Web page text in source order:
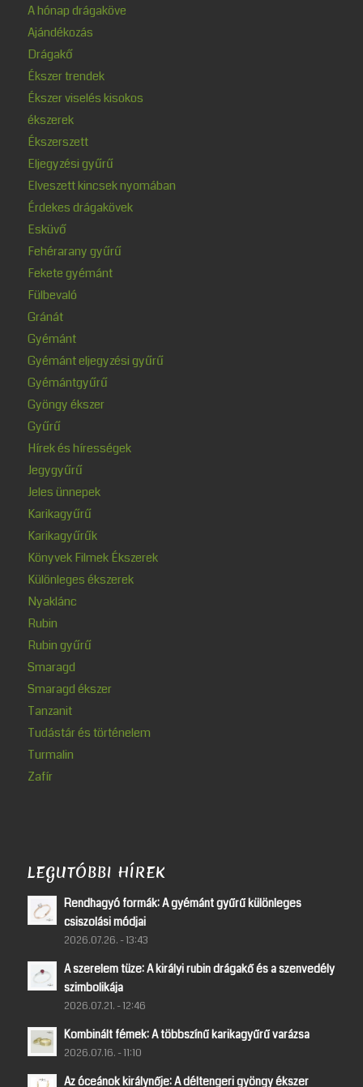
A hónap drágaköve
Ajándékozás
Drágakő
Ékszer trendek
Ékszer viselés kisokos
ékszerek
Ékszerszett
Eljegyzési gyűrű
Elveszett kincsek nyomában
Érdekes drágakövek
Esküvő
Fehérarany gyűrű
Fekete gyémánt
Fülbevaló
Gránát
Gyémánt
Gyémánt eljegyzési gyűrű
Gyémántgyűrű
Gyöngy ékszer
Gyűrű
Hírek és hírességek
Jegygyűrű
Jeles ünnepek
Karikagyűrű
Karikagyűrűk
Könyvek Filmek Ékszerek
Különleges ékszerek
Nyaklánc
Rubin
Rubin gyűrű
Smaragd
Smaragd ékszer
Tanzanit
Tudástár és történelem
Turmalin
Zafír
LEGUTÓBBI HÍREK
Rendhagyó formák: A gyémánt gyűrű különleges
csiszolási módjai
2026.07.26. - 13:43
A szerelem tüze: A királyi rubin drágakő és a szenvedély
szimbolikája
2026.07.21. - 12:46
Kombinált fémek: A többszínű karikagyűrű varázsa
2026.07.16. - 11:10
Az óceánok királynője: A déltengeri gyöngy ékszer